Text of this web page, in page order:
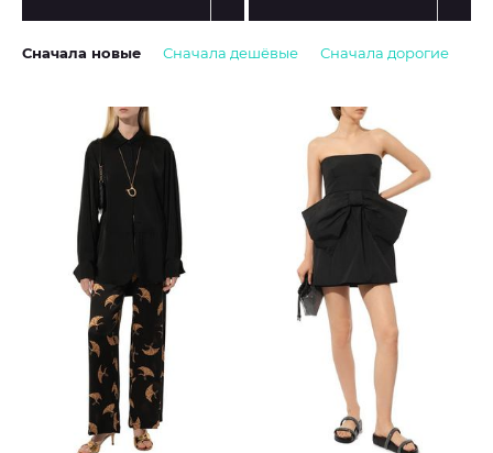
Сначала новые Сначала дешёвые Сначала дорогие